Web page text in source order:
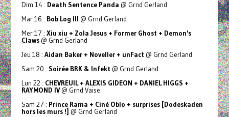
Dim 14 : Death Sentence Panda @ Grnd Gerland
Mar 16 : Bob Log III @ Grnd Gerland
Mer 17 : Xiu xiu + Zola Jesus + Former Ghost + Demon's
Claws@ Grnd Gerland
Jeu 18 : Aidan Baker + Noveller + unFact @ Grnd Gerland
Sam 20 : Soirée BRK & Infekt @ Grnd Gerland
Lun 22 : CHEVREUIL + ALEXIS GIDEON + DANIEL HIGGS +
RAYMOND IV@ Grnd Vaise
Sam 27 : Prince Rama + Ciné Oblo + surprises [Dodeskaden
hors les murs !] @ Grnd Gerland